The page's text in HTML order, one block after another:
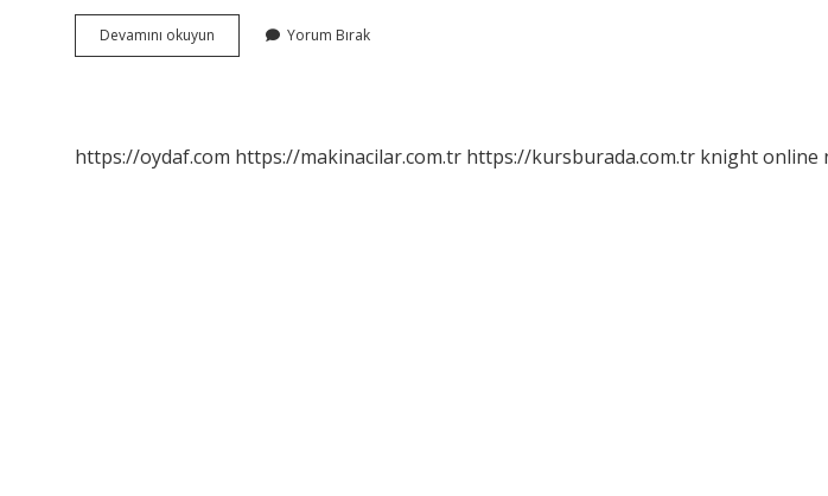
Devamını okuyun
Ne
Yorum Bırak
https://oydaf.com https://makinacilar.com.tr https://kursburada.com.tr knight online